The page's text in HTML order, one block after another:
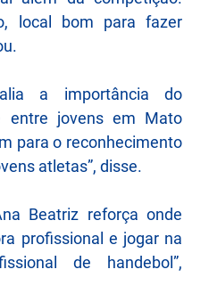
local bom para fazer
a importância do
entre jovens em Mato
para o reconhecimento
atletas”, disse.
Beatriz reforça onde
profissional e jogar na
de handebol”,